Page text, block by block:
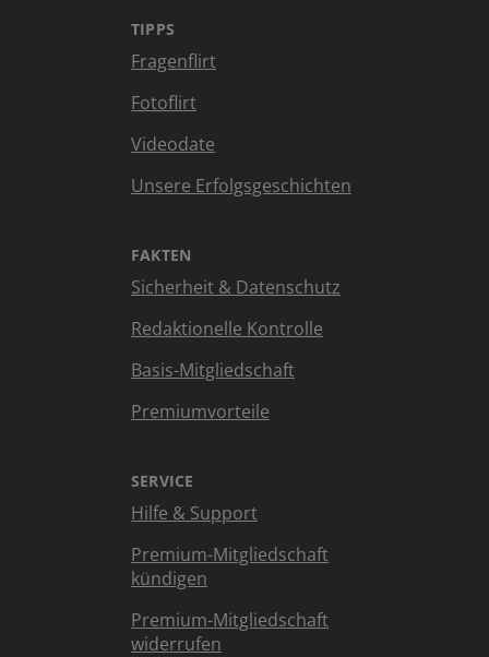
TIPPS
Fragenflirt
Fotoflirt
Videodate
Unsere Erfolgsgeschichten
FAKTEN
Sicherheit & Datenschutz
Redaktionelle Kontrolle
Basis-Mitgliedschaft
Premiumvorteile
SERVICE
Hilfe & Support
Premium-Mitgliedschaft
kündigen
Premium-Mitgliedschaft
widerrufen